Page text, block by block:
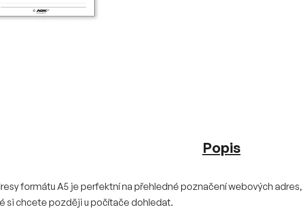
Popis
formátu A5 je perfektní na přehledné poznačení webových adres,
si chcete později u počítače dohledat.